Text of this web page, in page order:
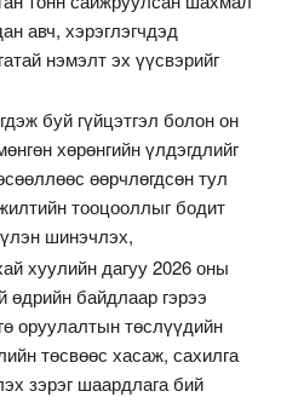
авч, хэрэглэгчдэд
нэмэлт эх үүсвэрийг
буй гүйцэтгэл болон он
хөрөнгийн үлдэгдлийг
өөрчлөгдсөн тул
тооцооллыг бодит
шинэчлэх,
хуулийн дагуу 2026 оны
өдрийн байдлаар гэрээ
оруулалтын төслүүдийн
төсвөөс хасаж, сахилга
зэрэг шаардлага бий